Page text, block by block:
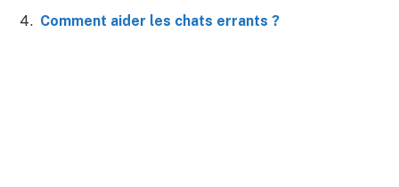
Comment aider les chats errants ?